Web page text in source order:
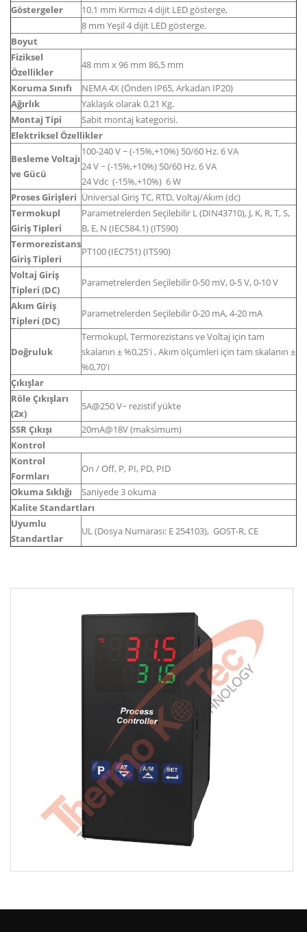
Göstergeler
10.1 mm Kırmızı 4 dijit LED gösterge,
8 mm Yeşil 4 dijit LED gösterge.
Boyut
Fiziksel
Özellikler
48 mm x 96 mm 86,5 mm
Koruma Sınıfı
NEMA 4X (Önden IP65, Arkadan IP20)
Ağırlık
Yaklaşık olarak 0.21 Kg.
Montaj Tipi
Sabit montaj kategorisi.
Elektriksel Özellikler
Besleme Voltajı
ve Gücü
100-240 V ~ (-15%,+10%) 50/60 Hz. 6 VA
24 V ~ (-15%,+10%) 50/60 Hz. 6 VA
24 Vdc (-15%,+10%) 6 W
Proses Girişleri Üniversal Giriş TC, RTD, Voltaj/Akım (dc)
Termokupl
Giriş Tipleri
Parametrelerden Seçilebilir L (DIN43710), J, K, R, T, S,
B, E, N (IEC584.1) (ITS90)
Termorezistans
Giriş Tipleri
PT100 (IEC751) (ITS90)
Voltaj Giriş
Tipleri (DC)
Parametrelerden Seçilebilir 0-50 mV, 0-5 V, 0-10 V
Akım Giriş
Tipleri (DC)
Parametrelerden Seçilebilir 0-20 mA, 4-20 mA
Doğruluk
Termokupl, Termorezistans ve Voltaj için tam
skalanın ± %0,25'i , Akım ölçümleri için tam skalanın ±
%0,70'i
Çıkışlar
Röle Çıkışları
(2x)
5A@250 V~ rezistif yükte
SSR Çıkışı
20mA@18V (maksimum)
Kontrol
Kontrol
Formları
On / Off, P, PI, PD, PID
Okuma Sıklığı
Saniyede 3 okuma
Kalite Standartları
Uyumlu
Standartlar
UL (Dosya Numarası: E 254103), GOST-R, CE